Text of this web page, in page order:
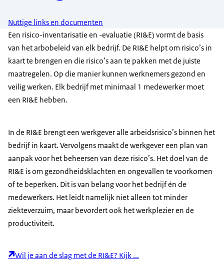
Nuttige links en documenten
Een risico-inventarisatie en -evaluatie (RI&E) vormt de basis
van het arbobeleid van elk bedrijf. De RI&E helpt om risico’s in
kaart te brengen en die risico’s aan te pakken met de juiste
maatregelen. Op die manier kunnen werknemers gezond en
veilig werken. Elk bedrijf met minimaal 1 medewerker moet
een RI&E hebben.
In de RI&E brengt een werkgever alle arbeidsrisico’s binnen het
bedrijf in kaart. Vervolgens maakt de werkgever een plan van
aanpak voor het beheersen van deze risico’s. Het doel van de
RI&E is om gezondheidsklachten en ongevallen te voorkomen
of te beperken. Dit is van belang voor het bedrijf én de
medewerkers. Het leidt namelijk niet alleen tot minder
ziekteverzuim, maar bevordert ook het werkplezier en de
productiviteit.
Wil je aan de slag met de RI&E? Kijk ...